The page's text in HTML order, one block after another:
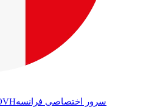
سرور اختصاصی فرانسه